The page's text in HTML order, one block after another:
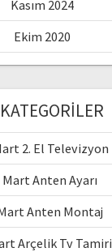
Kasım 2024
Ekim 2020
KATEGORILER
2. El Televizyon
Mart Anten Ayarı
Anten Montaj
Arçelik Tv Tamiri